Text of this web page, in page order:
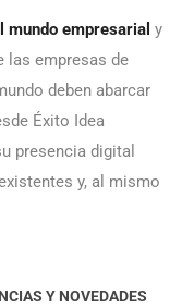
mundo empresarial y
las empresas de
deben abarcar
Éxito Idea
presencia digital
y, al mismo
Y NOVEDADES